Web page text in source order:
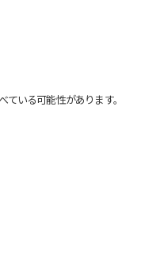
いる可能性があります。